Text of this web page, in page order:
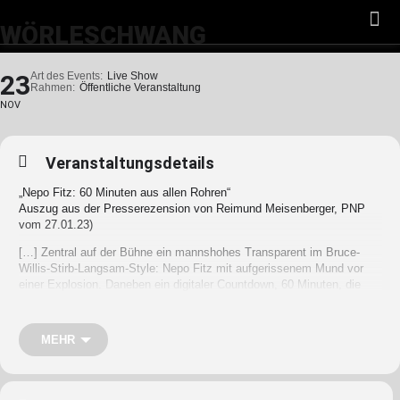
WÖRLESCHWANG
23
NOV
Art des Events: Live Show
Rahmen: Öffentliche Veranstaltung
Veranstaltungsdetails
„Nepo Fitz: 60 Minuten aus allen Rohren“
Auszug aus der Presserezension von Reimund Meisenberger, PNP
vom 27.01.23)
[…] Zentral auf der Bühne ein mannshohes Transparent im Bruce-
Willis-Stirb-Langsam-Style: Nepo Fitz mit aufgerissenem Mund vor
einer Explosion. Daneben ein digitaler Countdown, 60 Minuten, die
Mann: Nepo Fitz. Konsequent, schließlich geht es in erster Linie um
das, was er alles draufhat. Exakt eine Stunde feuert der Musiker,
Pyrotechnik-Batterie. […]
MEHR